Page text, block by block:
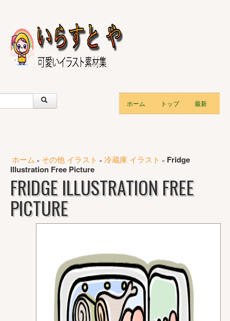
ホーム トップ 最新
ホーム » その他 イラスト » 冷蔵庫 イラスト » Fridge
Illustration Free Picture
FRIDGE ILLUSTRATION FREE
PICTURE